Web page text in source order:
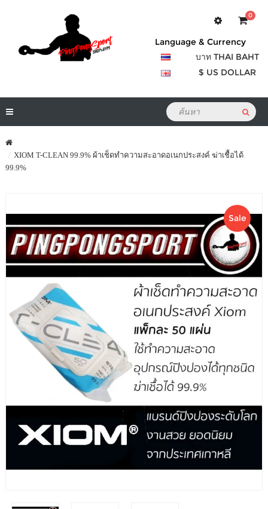
0
Language & Currency
บาท THAI BAHT
$ US DOLLAR
XIOM T-CLEAN 99.9% ผ้าเช็ดทำความสะอาดอเนกประสงค์ ฆ่าเชื้อได้
99.9%
Sale